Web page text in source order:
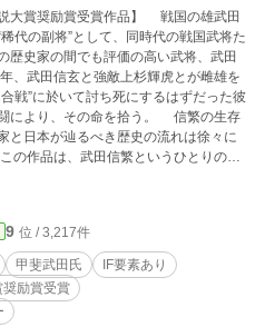
励賞受賞作品】 戦国の雄武田
代の副将”として、同時代の戦国武将た
歴史家の間でも評価の高い武将、武田
武田信玄と強敵上杉輝虎とが雌雄を
戦”に於いて討ち死にするはずだった彼
により、その命を拾う。 信繁の生存
と日本が辿るべき歴史の流れは徐々に
実とは異なっていく戦国時代を書い
な
品を掲載しております（一部差異あ
9 位 / 3,217件
甲斐武田氏
IF要素あり
励賞受賞